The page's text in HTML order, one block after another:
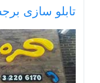
تابلو سازی